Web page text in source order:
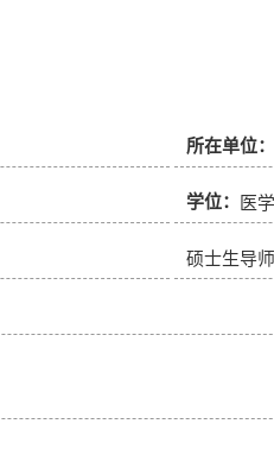
所在单位：
学位： 医
硕士生导师